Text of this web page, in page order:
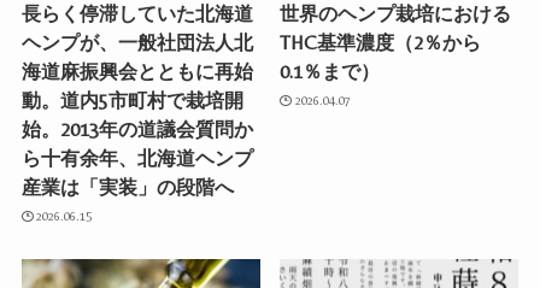
長らく停滞していた北海道
ヘンプが、一般社団法人北
海道麻振興会とともに再始
動。道内5市町村で栽培開
始。2013年の道議会質問か
ら十有余年、北海道ヘンプ
産業は「実装」の段階へ
2026.06.15
世界のヘンプ栽培における
THC基準濃度（2％から
0.1％まで）
2026.04.07